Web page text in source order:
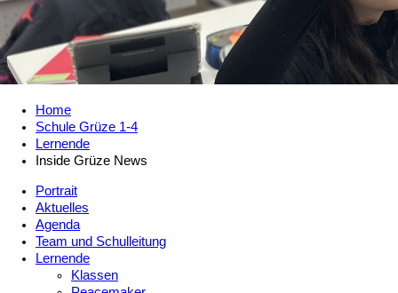
Home
Schule Grüze 1-4
Lernende
Inside Grüze News
Portrait
Aktuelles
Agenda
Team und Schulleitung
Lernende
Klassen